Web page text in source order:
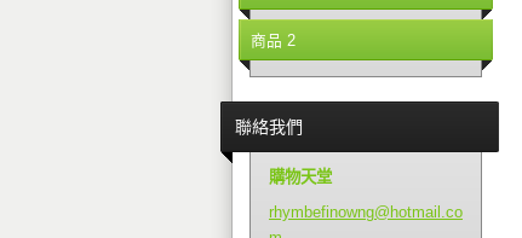
商品 2
聯絡我們
購物天堂
rhymbefinowng@hotmail.co